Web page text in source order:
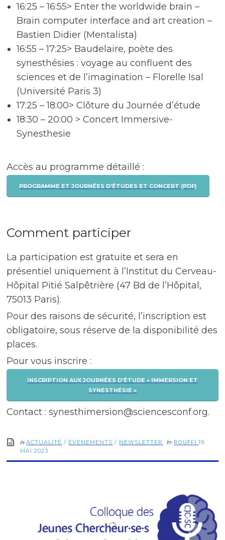
16:25 – 16:55> Enter the worldwide brain –
Brain computer interface and art creation –
Bastien Didier (Mentalista)
16:55 – 17:25> Baudelaire, poète des
synesthésies : voyage au confluent des
sciences et de l’imagination – Florelle Isal
(Université Paris 3)
17:25 – 18:00> Clôture du Journée d’étude
18:30 – 20:00 > Concert Immersive-
Synesthesie
Accès au programme détaillé :
PROGRAMME ET JOURNÉES D’ÉTUDES ET CONCERT (PDF)
Comment participer
La participation est gratuite et sera en
présentiel uniquement à l’Institut du Cerveau-
Hôpital Pitié Salpêtrière (47 Bd de l’Hôpital,
75013 Paris).
Pour des raisons de sécurité, l’inscription est
obligatoire, sous réserve de la disponibilité des
places.
Pour vous inscrire :
INSCRIPTION AUX JOURNÉES D’ÉTUDE « IMMERSION ET
SYNESTHÉSIE »
Contact : synesthimersion@sciencesconf.org.
inACTUALITÉ / EVENEMENTS / NEWSLETTER by ROUFFI19
MAI 2023